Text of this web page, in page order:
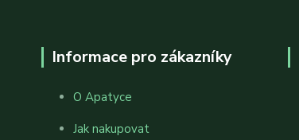
Informace pro zákazníky
O Apatyce
Jak nakupovat